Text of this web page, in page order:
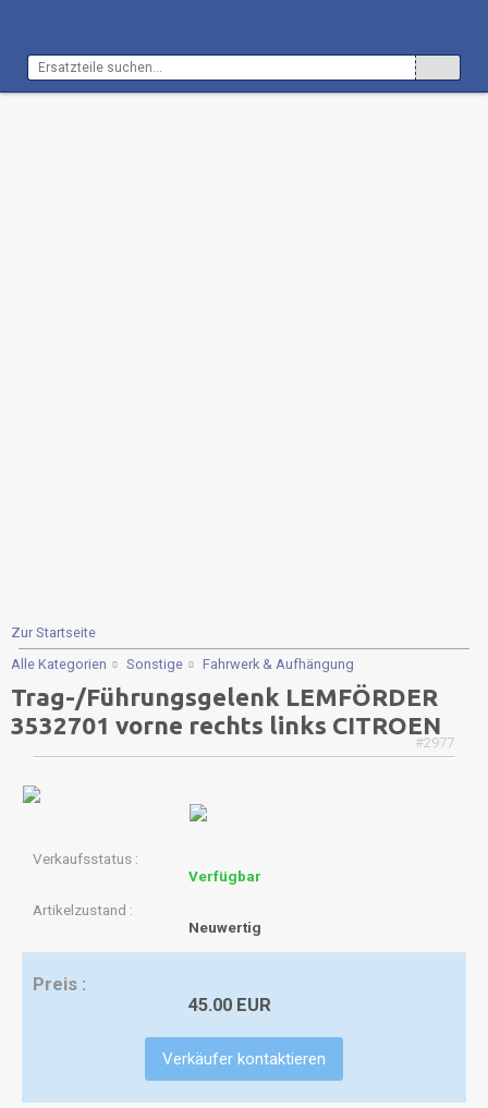
Zur Startseite
Alle Kategorien
Sonstige Fahrwerk & Aufhängung
Trag-/Führungsgelenk LEMFÖRDER
3532701 vorne rechts links CITROEN
#2977
Verkaufsstatus
Verfügbar
Artikelzustand
Neuwertig
Preis
45.00 EUR
Verkäufer kontaktieren